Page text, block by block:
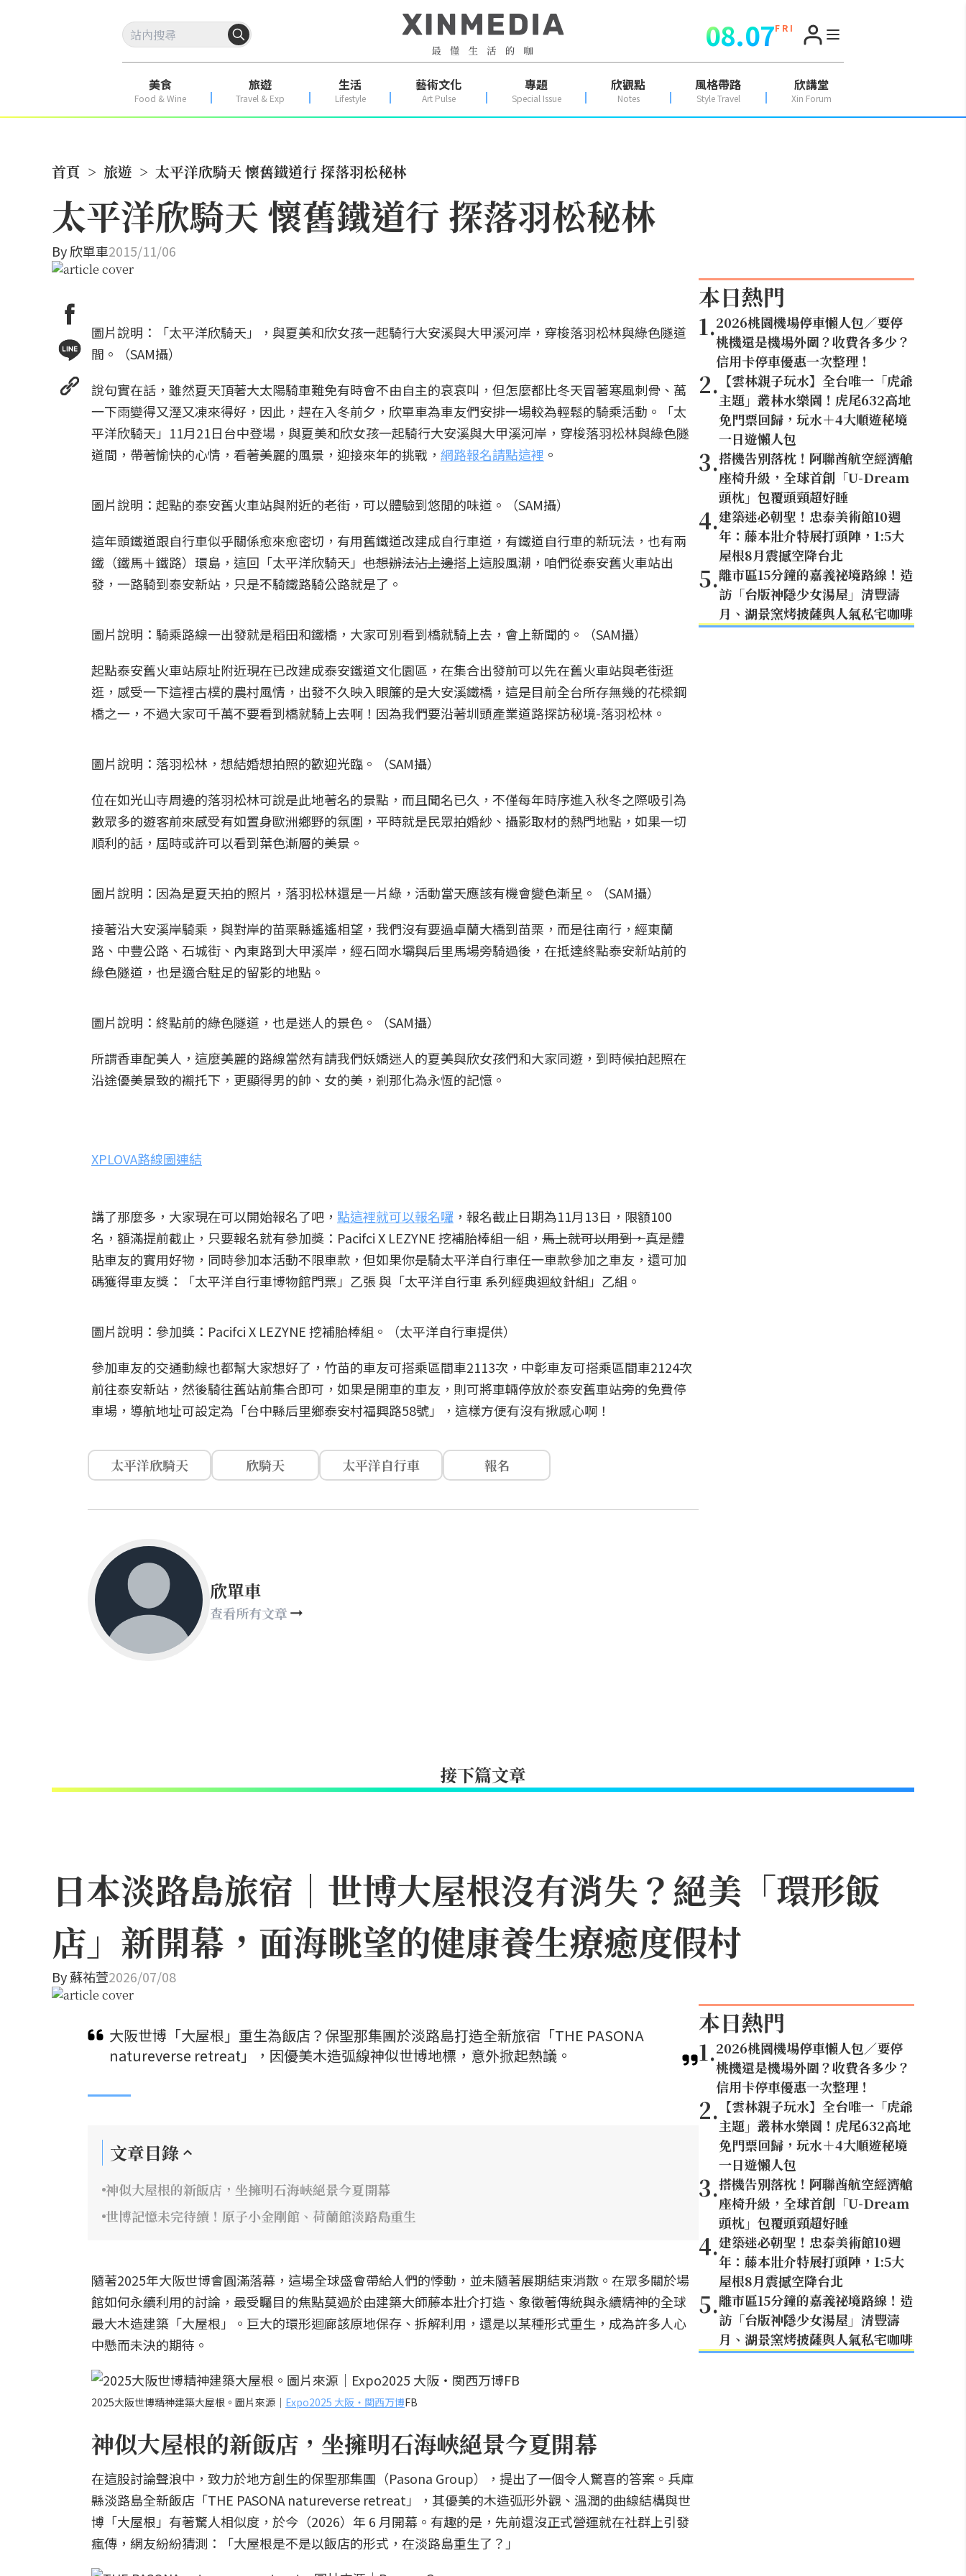
08.07F R I
美食
Food & Wine
旅遊
Travel & Exp
生活
Lifestyle
藝術文化
Art Pulse
專題
Special Issue
欣觀點
Notes
風格帶路
Style Travel
欣講堂
Xin Forum
首頁 > 旅遊 > 太平洋欣騎天 懷舊鐵道行 探落羽松秘林
太平洋欣騎天 懷舊鐵道行 探落羽松秘林
By欣單車2015/11/06
圖片說明：「太平洋欣騎天」，與夏美和欣女孩一起騎行大安溪與大甲溪河岸，穿梭落羽松林與綠色隧道
間。（SAM攝）
說句實在話，雖然夏天頂著大太陽騎車難免有時會不由自主的哀哀叫，但怎麼都比冬天冒著寒風刺骨、萬
一下雨變得又溼又凍來得好，因此，趕在入冬前夕，欣單車為車友們安排一場較為輕鬆的騎乘活動。「太
平洋欣騎天」11月21日台中登場，與夏美和欣女孩一起騎行大安溪與大甲溪河岸，穿梭落羽松林與綠色隧
道間，帶著愉快的心情，看著美麗的風景，迎接來年的挑戰， 網路報名請點這裡 。
圖片說明：起點的泰安舊火車站與附近的老街，可以體驗到悠閒的味道。（SAM攝）
這年頭鐵道跟自行車似乎關係愈來愈密切，有用舊鐵道改建成自行車道，有鐵道自行車的新玩法，也有兩
鐵（鐵馬＋鐵路）環島，這回「太平洋欣騎天」 也想辦法沾上邊搭上這股風潮，咱們從泰安舊火車站出
發，一路騎到泰安新站，只是不騎鐵路騎公路就是了。
圖片說明：騎乘路線一出發就是稻田和鐵橋，大家可別看到橋就騎上去，會上新聞的。（SAM攝）
起點泰安舊火車站原址附近現在已改建成泰安鐵道文化園區，在集合出發前可以先在舊火車站與老街逛
逛，感受一下這裡古樸的農村風情，出發不久映入眼簾的是大安溪鐵橋，這是目前全台所存無幾的花樑鋼
橋之一，不過大家可千萬不要看到橋就騎上去啊！因為我們要沿著圳頭產業道路探訪秘境-落羽松林。
圖片說明：落羽松林，想結婚想拍照的歡迎光臨。（SAM攝）
位在如光山寺周邊的落羽松林可說是此地著名的景點，而且聞名已久，不僅每年時序進入秋冬之際吸引為
數眾多的遊客前來感受有如置身歐洲鄉野的氛圍，平時就是民眾拍婚紗、攝影取材的熱門地點，如果一切
順利的話，屆時或許可以看到葉色漸層的美景。
圖片說明：因為是夏天拍的照片，落羽松林還是一片綠，活動當天應該有機會變色漸呈。（SAM攝）
接著沿大安溪岸騎乘，與對岸的苗栗縣遙遙相望，我們沒有要過卓蘭大橋到苗栗，而是往南行，經東蘭
路、中豐公路、石城街、內東路到大甲溪岸，經石岡水壩與后里馬場旁騎過後，在抵達終點泰安新站前的
綠色隧道，也是適合駐足的留影的地點。
圖片說明：終點前的綠色隧道，也是迷人的景色。（SAM攝）
所謂香車配美人，這麼美麗的路線當然有請我們妖嬌迷人的夏美與欣女孩們和大家同遊，到時候拍起照在
沿途優美景致的襯托下，更顯得男的帥、女的美，剎那化為永恆的記憶。
XPLOVA路線圖連結
講了那麼多，大家現在可以開始報名了吧， 點這裡就可以報名囉 ，報名截止日期為11月13日，限額100
名，額滿提前截止，只要報名就有參加獎：Pacifci X LEZYNE 挖補胎棒組一組， 馬上就可以用到，真是體
貼車友的實用好物，同時參加本活動不限車款，但如果你是騎太平洋自行車任一車款參加之車友，還可加
碼獲得車友獎：「太平洋自行車博物館門票」乙張 與「太平洋自行車 系列經典迴紋針組」乙組。
圖片說明：參加獎：Pacifci X LEZYNE 挖補胎棒組。（太平洋自行車提供）
參加車友的交通動線也都幫大家想好了，竹苗的車友可搭乘區間車2113次，中彰車友可搭乘區間車2124次
前往泰安新站，然後騎往舊站前集合即可，如果是開車的車友，則可將車輛停放於泰安舊車站旁的免費停
車場，導航地址可設定為「台中縣后里鄉泰安村福興路58號」，這樣方便有沒有揪感心啊！
太平洋欣騎天 欣騎天 太平洋自行車 報名
欣單車
查看所有文章
本日熱門
1.2026桃園機場停車懶人包／要停
桃機還是機場外圍？收費各多少？
信用卡停車優惠一次整理！
2. 【雲林親子玩水】全台唯一「虎爺
主題」叢林水樂園！虎尾632高地
免門票回歸，玩水＋4大順遊秘境
一日遊懶人包
3.搭機告別落枕！阿聯酋航空經濟艙
座椅升級，全球首創「U-Dream
頭枕」包覆頭頸超好睡
4.建築迷必朝聖！忠泰美術館10週
年：藤本壯介特展打頭陣，1:5大
屋根8月震撼空降台北
5.離市區15分鐘的嘉義祕境路線！造
訪「台版神隱少女湯屋」清豐濤
月、湖景窯烤披薩與人氣私宅咖啡
接下篇文章
日本淡路島旅宿｜世博大屋根沒有消失？絕美「環形飯
店」新開幕，面海眺望的健康養生療癒度假村
By蘇祐萱2026/07/08
大阪世博「大屋根」重生為飯店？保聖那集團於淡路島打造全新旅宿「THE PASONA
natureverse retreat」，因優美木造弧線神似世博地標，意外掀起熱議。
文章目錄
神似大屋根的新飯店，坐擁明石海峽絕景今夏開幕
世博記憶未完待續！原子小金剛館、荷蘭館淡路島重生
隨著2025年大阪世博會圓滿落幕，這場全球盛會帶給人們的悸動，並未隨著展期結束消散。在眾多關於場
館如何永續利用的討論，最受矚目的焦點莫過於由建築大師藤本壯介打造、象徵著傳統與永續精神的全球
最大木造建築「大屋根」。巨大的環形迴廊該原地保存、拆解利用，還是以某種形式重生，成為許多人心
中懸而未決的期待。
2025大阪世博精神建築大屋根。圖片來源｜ Expo2025 大阪・関西万博FB
神似大屋根的新飯店，坐擁明石海峽絕景今夏開幕
在這股討論聲浪中，致力於地方創生的保聖那集團（Pasona Group），提出了一個令人驚喜的答案。兵庫
縣淡路島全新飯店「THE PASONA natureverse retreat」，其優美的木造弧形外觀、溫潤的曲線結構與世
博「大屋根」有著驚人相似度，於今（2026）年 6 月開幕。有趣的是，先前還沒正式營運就在社群上引發
瘋傳，網友紛紛猜測：「大屋根是不是以飯店的形式，在淡路島重生了？」
本日熱門
1.2026桃園機場停車懶人包／要停
桃機還是機場外圍？收費各多少？
信用卡停車優惠一次整理！
2. 【雲林親子玩水】全台唯一「虎爺
主題」叢林水樂園！虎尾632高地
免門票回歸，玩水＋4大順遊秘境
一日遊懶人包
3.搭機告別落枕！阿聯酋航空經濟艙
座椅升級，全球首創「U-Dream
頭枕」包覆頭頸超好睡
4.建築迷必朝聖！忠泰美術館10週
年：藤本壯介特展打頭陣，1:5大
屋根8月震撼空降台北
5.離市區15分鐘的嘉義祕境路線！造
訪「台版神隱少女湯屋」清豐濤
月、湖景窯烤披薩與人氣私宅咖啡